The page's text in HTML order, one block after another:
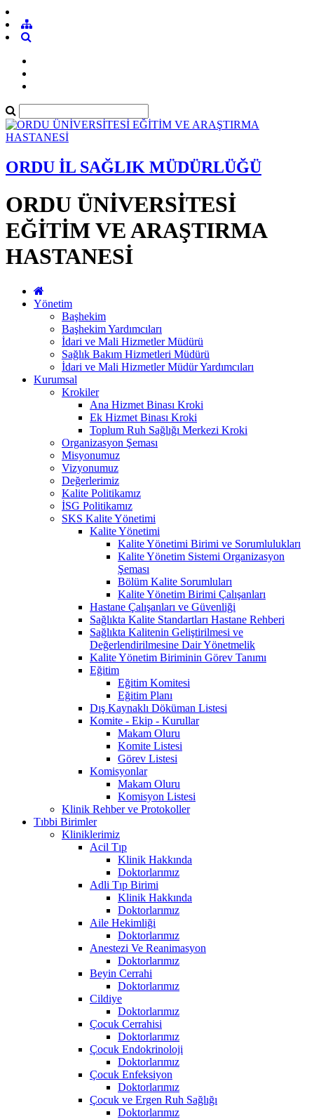
ORDU İL SAĞLIK MÜDÜRLÜĞÜ
ORDU ÜNİVERSİTESİ
EĞİTİM VE ARAŞTIRMA
HASTANESİ
Yönetim
Başhekim
Başhekim Yardımcıları
İdari ve Mali Hizmetler Müdürü
Sağlık Bakım Hizmetleri Müdürü
İdari ve Mali Hizmetler Müdür Yardımcıları
Kurumsal
Krokiler
Ana Hizmet Binası Kroki
Ek Hizmet Binası Kroki
Toplum Ruh Sağlığı Merkezi Kroki
Organizasyon Şeması
Misyonumuz
Vizyonumuz
Değerlerimiz
Kalite Politikamız
İSG Politikamız
SKS Kalite Yönetimi
Kalite Yönetimi
Kalite Yönetimi Birimi ve Sorumlulukları
Kalite Yönetim Sistemi Organizasyon
Şeması
Bölüm Kalite Sorumluları
Kalite Yönetim Birimi Çalışanları
Hastane Çalışanları ve Güvenliği
Sağlıkta Kalite Standartları Hastane Rehberi
Sağlıkta Kalitenin Geliştirilmesi ve
Değerlendirilmesine Dair Yönetmelik
Kalite Yönetim Biriminin Görev Tanımı
Eğitim
Eğitim Komitesi
Eğitim Planı
Dış Kaynaklı Döküman Listesi
Komite - Ekip - Kurullar
Makam Oluru
Komite Listesi
Görev Listesi
Komisyonlar
Makam Oluru
Komisyon Listesi
Klinik Rehber ve Protokoller
Tıbbi Birimler
Kliniklerimiz
Acil Tıp
Klinik Hakkında
Doktorlarımız
Adli Tıp Birimi
Klinik Hakkında
Doktorlarımız
Aile Hekimliği
Doktorlarımız
Anestezi Ve Reanimasyon
Doktorlarımız
Beyin Cerrahi
Doktorlarımız
Cildiye
Doktorlarımız
Çocuk Cerrahisi
Doktorlarımız
Çocuk Endokrinoloji
Doktorlarımız
Çocuk Enfeksiyon
Doktorlarımız
Çocuk ve Ergen Ruh Sağlığı
Doktorlarımız